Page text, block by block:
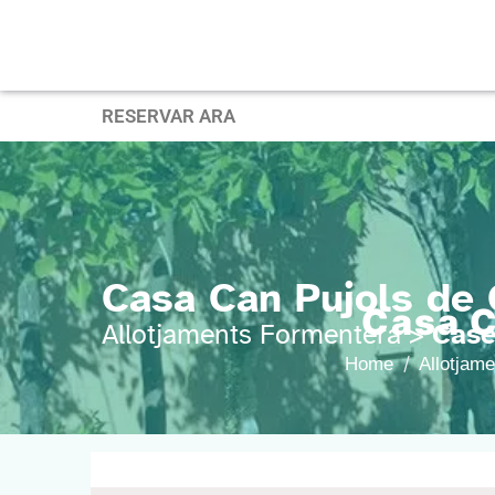
RESERVAR ARA
Casa
Home
Casa Can Pujols de
Allotjaments Formentera >